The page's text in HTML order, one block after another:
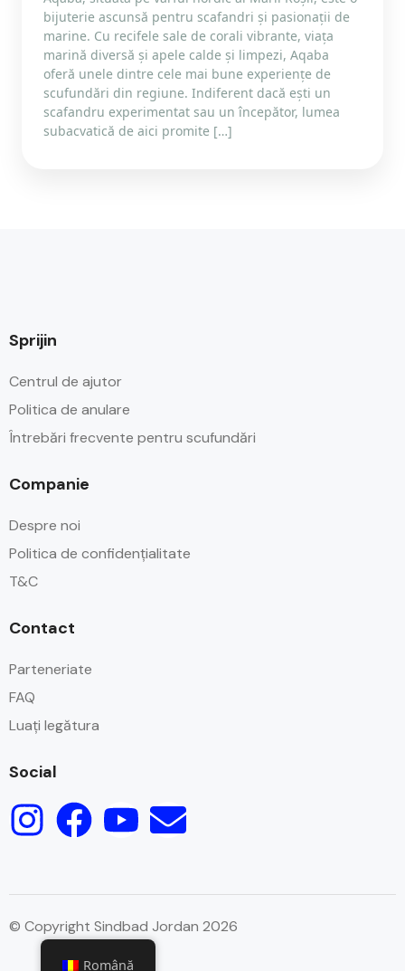
bijuterie ascunsă pentru scafandri și pasionații de
marine. Cu recifele sale de corali vibrante, viața
marină diversă și apele calde și limpezi, Aqaba
oferă unele dintre cele mai bune experiențe de
scufundări din regiune. Indiferent dacă ești un
scafandru experimentat sau un începător, lumea
subacvatică de aici promite […]
Sprijin
Centrul de ajutor
Politica de anulare
Întrebări frecvente pentru scufundări
Companie
Despre noi
Politica de confidențialitate
T&C
Contact
Parteneriate
FAQ
Luați legătura
Social
© Copyright Sindbad Jordan 2026
Română